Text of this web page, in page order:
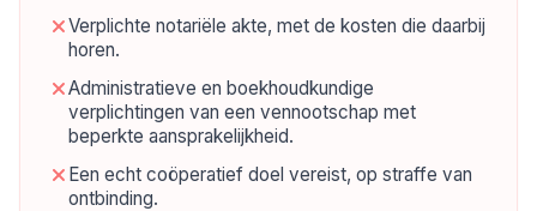
Verplichte notariële akte, met de kosten die daarbij
horen.
Administratieve en boekhoudkundige
verplichtingen van een vennootschap met
beperkte aansprakelijkheid.
Een echt coöperatief doel vereist, op straffe van
ontbinding.